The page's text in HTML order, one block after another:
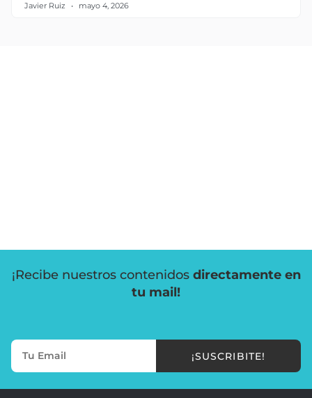
Javier Ruiz mayo 4, 2026
¡Recibe nuestros contenidos directamente en
tu mail!
¡SUSCRIBITE!